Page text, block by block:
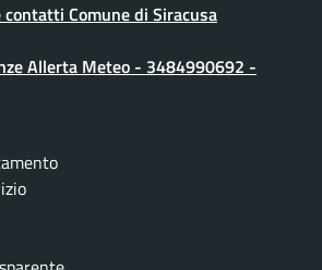
Comune di Siracusa
Allerta Meteo - 3484990692 -